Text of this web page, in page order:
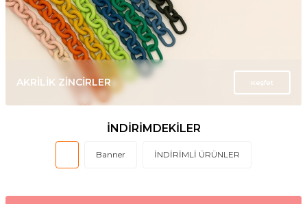
AKRİLİK ZİNCİRLER Keşfet
İNDİRİMDEKİLER
Banner İNDİRİMLİ ÜRÜNLER